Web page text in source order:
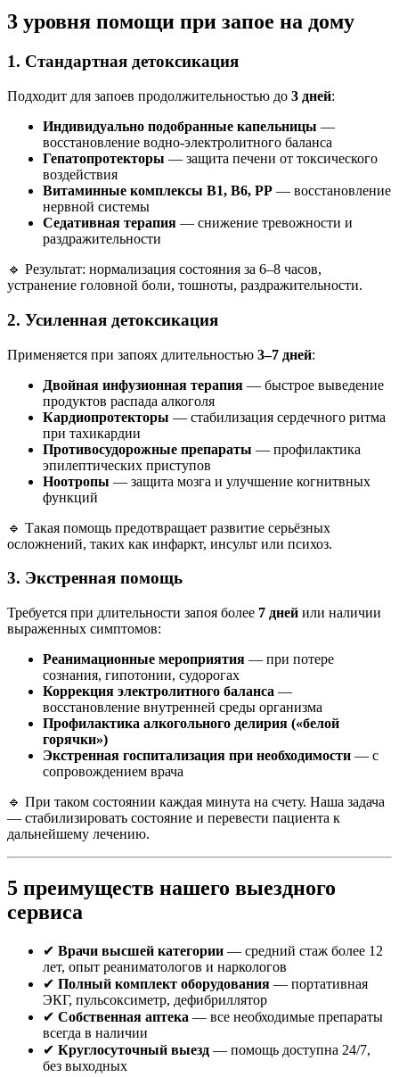
3 уровня помощи при запое на дому
1. Стандартная детоксикация
Подходит для запоев продолжительностью до 3 дней:
Индивидуально подобранные капельницы —
восстановление водно-электролитного баланса
Гепатопротекторы — защита печени от токсического
воздействия
Витаминные комплексы B1, B6, PP — восстановление
нервной системы
Седативная терапия — снижение тревожности и
раздражительности
🔹 Результат: нормализация состояния за 6–8 часов,
устранение головной боли, тошноты, раздражительности.
2. Усиленная детоксикация
Применяется при запоях длительностью 3–7 дней:
Двойная инфузионная терапия — быстрое выведение
продуктов распада алкоголя
Кардиопротекторы — стабилизация сердечного ритма
при тахикардии
Противосудорожные препараты — профилактика
эпилептических приступов
Ноотропы — защита мозга и улучшение когнитвных
функций
🔹 Такая помощь предотвращает развитие серьёзных
осложнений, таких как инфаркт, инсульт или психоз.
3. Экстренная помощь
Требуется при длительности запоя более 7 дней или наличии
выраженных симптомов:
Реанимационные мероприятия — при потере
сознания, гипотонии, судорогах
Коррекция электролитного баланса —
восстановление внутренней среды организма
Профилактика алкогольного делирия («белой
горячки»)
Экстренная госпитализация при необходимости — с
сопровождением врача
🔹 При таком состоянии каждая минута на счету. Наша задача
— стабилизировать состояние и перевести пациента к
дальнейшему лечению.
5 преимуществ нашего выездного
сервиса
✔ Врачи высшей категории — средний стаж более 12
лет, опыт реаниматологов и наркологов
✔ Полный комплект оборудования — портативная
ЭКГ, пульсоксиметр, дефибриллятор
✔ Собственная аптека — все необходимые препараты
всегда в наличии
✔ Круглосуточный выезд — помощь доступна 24/7,
без выходных